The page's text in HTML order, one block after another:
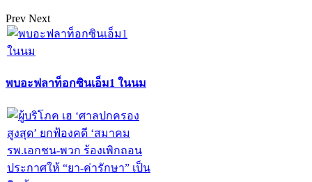
Prev Next
พบอะฟลาท็อกซินเอ็ม1 ในนม